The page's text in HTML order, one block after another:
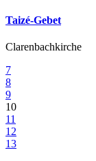
Taizé-Gebet
Clarenbachkirche
7
8
9
10
11
12
13